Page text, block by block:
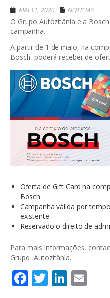
MAI 11, 2026 NOTÍCIAS
O Grupo Autozitânia e a
campanha.
A partir de 1 de maio, na
Bosch, poderá receber de
Oferta de Gift Card na
Bosch
Campanha válida por
existente
Reservado o direito de
Para mais informações,
Grupo Autozitânia.
Facebook
Twitter